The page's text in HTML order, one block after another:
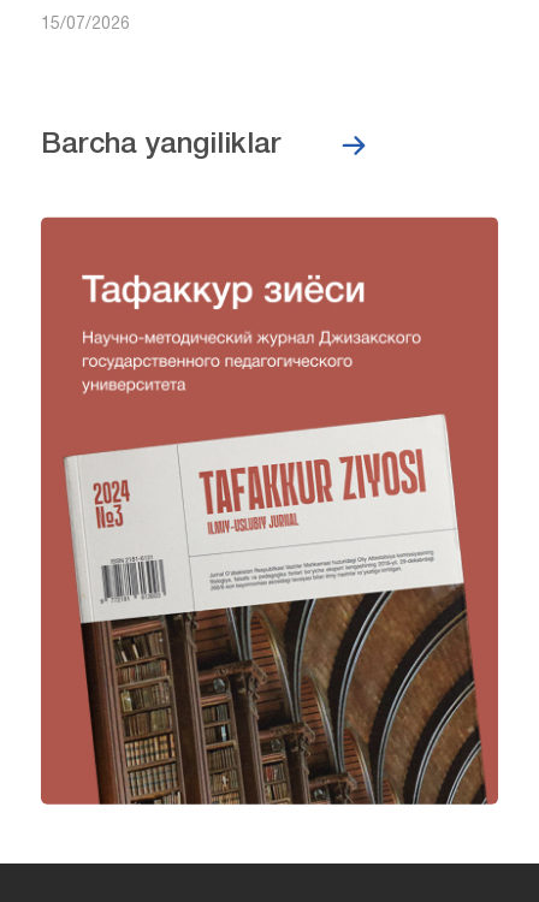
15/07/2026
Barcha yangiliklar